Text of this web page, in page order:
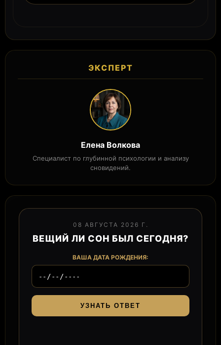
ЭКСПЕРТ
Елена Волкова
Специалист по глубинной психологии и анализу
сновидений.
08 АВГУСТА 2026 Г.
ВЕЩИЙ ЛИ СОН БЫЛ СЕГОДНЯ?
ВАША ДАТА РОЖДЕНИЯ:
УЗНАТЬ ОТВЕТ